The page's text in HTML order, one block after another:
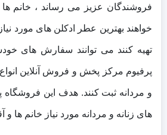
فروشندگان عزیز می رساند ، خانم
خواهند بهترین عطر ادکلن های مورد
تهیه کنند می توانند سفارش های
پرفیوم مرکز پخش و فروش آنلاین انواع
و مردانه ثبت کنند. هدف این
های زنانه و مردانه مورد نیاز خانم ها و